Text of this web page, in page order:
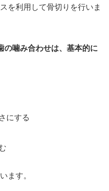
を利用して骨切りを行いま
の噛み合わせは、基本的に
にする
ます。